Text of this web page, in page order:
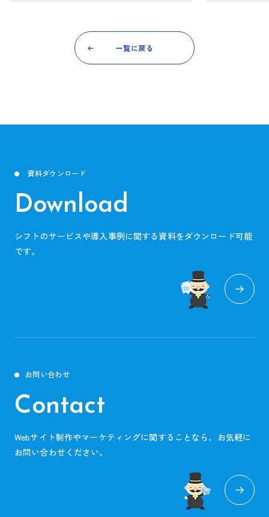
一覧に戻る
資料ダウンロード
Download
シフトのサービスや導入事例に関する資料をダウンロード可能
です。
お問い合わせ
Contact
Webサイト制作やマーケティングに関することなら、お気軽に
お問い合わせください。